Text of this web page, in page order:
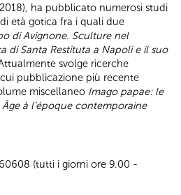
ha pubblicato numerosi studi
età gotica fra i quali due
di Avignone. Sculture nel
di Santa Restituta a Napoli e il suo
svolge ricerche
pubblicazione più recente
miscellaneo Imago papae: le
à l’époque contemporaine
(tutti i giorni ore 9.00 -